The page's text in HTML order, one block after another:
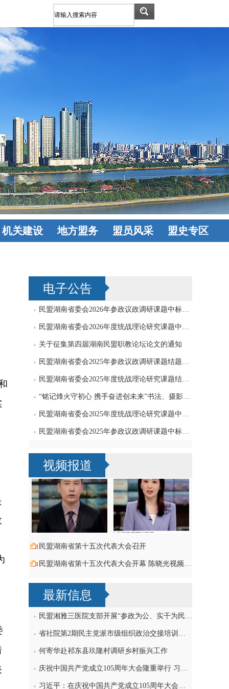
机关建设
地方盟务
邵阳 岳阳
常德 张家界
益阳 永州
怀化 娄底
湘西 郴州
盟员风采
盟史专区
电子公告
民盟湖南省委会2026年参政议政调研课题中标公告
民盟湖南省委会2026年度统战理论研究课题中标公告
关于征集第四届湖南民盟职教论坛论文的通知
民盟湖南省委会2025年参政议政调研课题结题公告
民盟湖南省委会2025年度统战理论研究课题结题公告
“铭记烽火守初心 携手奋进创未来”书法、摄影、绘画作品征集启事
民盟湖南省委会2025年度统战理论研究课题中标公告
民盟湖南省委会2025年参政议政调研课题中标公告
视频报道
民盟湖南省第十五次代表大会召开
民盟湖南省第十五次代表大会开幕 陈晓光视频致词祝贺
最新信息
民盟湘雅三医院支部开展“参政为公、实干为民”主题教育学习研讨，刘导波出席
省社院第2期民主党派市级组织政治交接培训班民盟学员赴民盟省委机关交流
何寄华赴祁东县玖隆村调研乡村振兴工作
庆祝中国共产党成立105周年大会隆重举行 习近平发表重要讲话
习近平：在庆祝中国共产党成立105周年大会上的讲话